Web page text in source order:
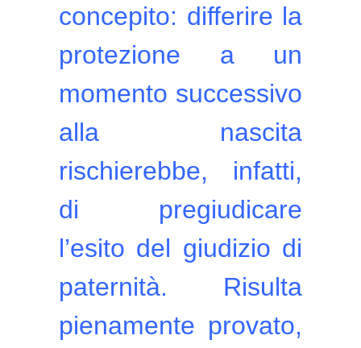
concepito: differire la
protezione a un
momento successivo
alla nascita
rischierebbe, infatti,
di pregiudicare
l’esito del giudizio di
paternità. Risulta
pienamente provato,